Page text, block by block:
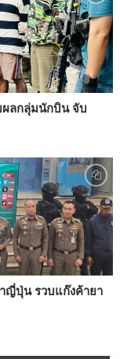
ผลกลุ่มนักบิน จับ
ญี่ปุ่น รวบแก๊งค้ายา